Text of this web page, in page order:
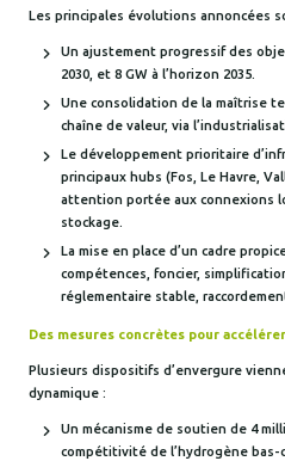
Les principales évolutions annoncées
Un ajustement progressif des
2030, et 8 GW à l’horizon 2035.
Une consolidation de la maîtrise
chaîne de valeur, via
Le développement prioritaire
principaux hubs (Fos, Le Havre,
attention portée aux connexions
stockage.
La mise en place d’un cadre
compétences, foncier,
réglementaire stable,
Des mesures concrètes pour accélérer
Plusieurs dispositifs d’envergure
dynamique :
Un mécanisme de soutien de 4
compétitivité de l’hydrogène bas-